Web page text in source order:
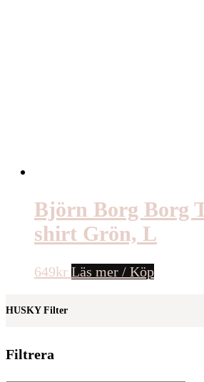
Björn Borg Borg
shirt Grön, L
649kr Läs mer / Köp
HUSKY Filter
Filtrera